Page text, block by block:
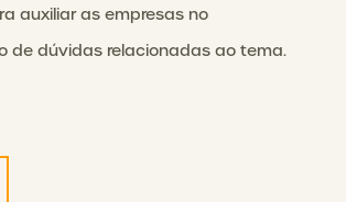
auxiliar as empresas no
de dúvidas relacionadas ao tema.